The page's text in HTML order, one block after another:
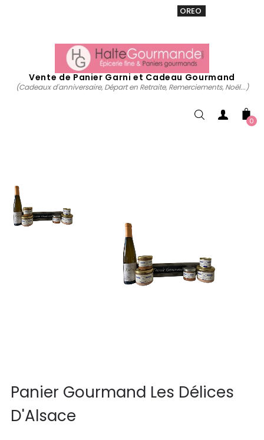
OREO
Vente de Panier Garni et Cadeau Gourmand
(Cadeaux d'anniversaire, Départ en Retraite, Remerciements, Noël...)
0
Panier Gourmand Les Délices
D'Alsace